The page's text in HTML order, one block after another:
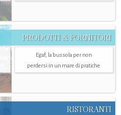
PRODOTTI & FORNITORI
Egaf, la bussola per non
perdersi in un mare di pratiche
RISTORANTI